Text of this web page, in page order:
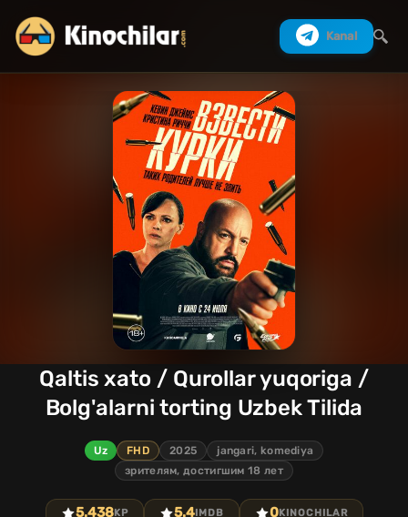
Kanal
Qaltis xato / Qurollar yuqoriga /
Bolg'alarni torting Uzbek Tilida
Uz FHD 2025
jangari, komediya
зрителям, достигшим 18 лет
5.438KP 5.4IMDB 0KINOCHILAR